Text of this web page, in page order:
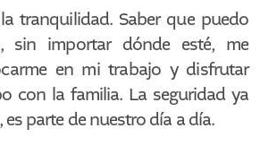
tranquilidad. Saber que puedo
sin importar dónde esté, me
en mi trabajo y disfrutar
con la familia. La seguridad ya
es parte de nuestro día a día.